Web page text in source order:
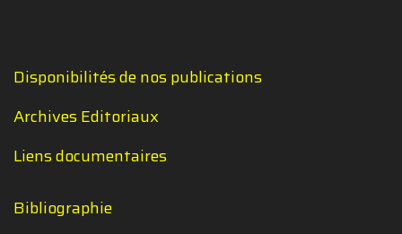
Disponibilités de nos publications
Archives Editoriaux
Liens documentaires
Bibliographie